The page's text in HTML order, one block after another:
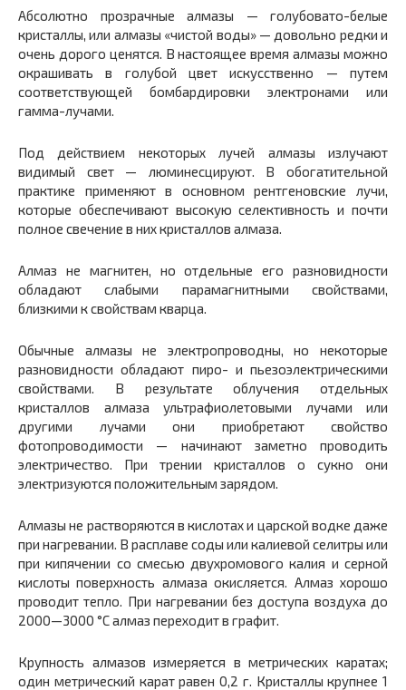
Абсолютно прозрачные алмазы — голубовато-белые
кристаллы, или алмазы «чистой воды» — довольно редки и
очень дорого ценятся. В настоящее время алмазы можно
окрашивать в голубой цвет искусственно — путем
соответствующей бомбардировки электронами или
гамма-лучами.
Под действием некоторых лучей алмазы излучают
видимый свет — люминесцируют. В обогатительной
практике применяют в основном рентгеновские лучи,
которые обеспечивают высокую селективность и почти
полное свечение в них кристаллов алмаза.
Алмаз не магнитен, но отдельные его разновидности
обладают слабыми парамагнитными свойствами,
близкими к свойствам кварца.
Обычные алмазы не электропроводны, но некоторые
разновидности обладают пиро- и пьезоэлектрическими
свойствами. В результате облучения отдельных
кристаллов алмаза ультрафиолетовыми лучами или
другими лучами они приобретают свойство
фотопроводимости — начинают заметно проводить
электричество. При трении кристаллов о сукно они
электризуются положительным зарядом.
Алмазы не растворяются в кислотах и царской водке даже
при нагревании. В расплаве соды или калиевой селитры или
при кипячении со смесью двухромового калия и серной
кислоты поверхность алмаза окисляется. Алмаз хорошо
проводит тепло. При нагревании без доступа воздуха до
2000—3000 °С алмаз переходит в графит.
Крупность алмазов измеряется в метрических каратах;
один метрический карат равен 0,2 г. Кристаллы крупнее 1